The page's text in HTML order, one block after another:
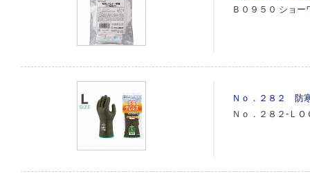
Ｂ０９５０ ショー
Ｎｏ．２８２ 防
Ｎｏ．２８２‐ＬＯ